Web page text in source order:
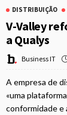
DISTRIBUIÇÃO
V-Valley
a Qualys
Business IT
A empresa de
«uma
conformidade e